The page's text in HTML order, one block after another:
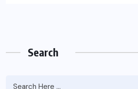
Search